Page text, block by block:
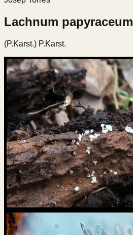
Lachnum papyraceum
(P.Karst.) P.Karst.